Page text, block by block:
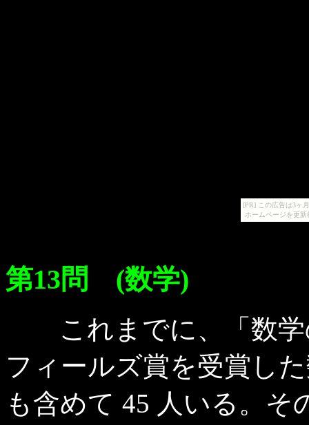
[PR] この広告は3ヶ
ホームページを更
第13問 (数学)
これまでに、「数学
フィールズ賞を受賞し
も含めて 45 人いる。